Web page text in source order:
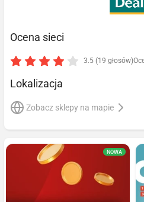
Ocena sieci
3.5 (19 głosów)
Lokalizacja
Zobacz sklepy na mapie
NOWA